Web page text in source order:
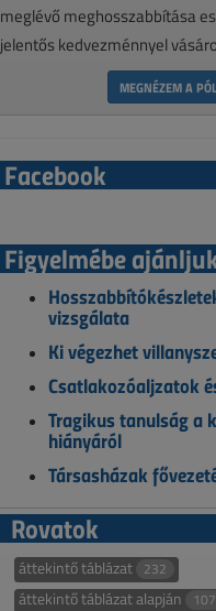
meglévő meghosszabbítása
jelentős kedvezménnyel
MEGNÉZEM A
Facebook
Figyelmébe
vizsgálata
Ki végezhet
Csatlakozóaljzatok
Tragikus tanulság a
hiányáról
Társasházak
Rovatok
áttekintő táblázat 232
áttekintő táblázat alapján 107